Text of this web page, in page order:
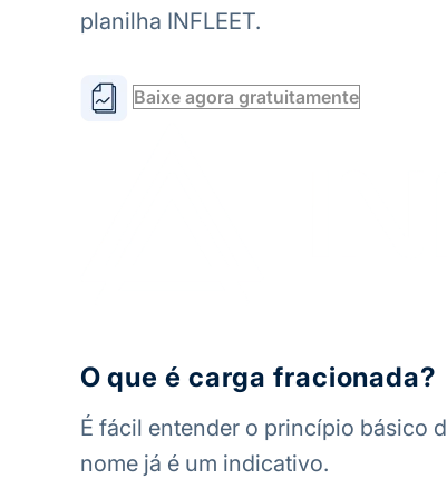
planilha INFLEET.
Baixe agora gratuitamente
O que é carga fracionada?
É fácil entender o princípio básico
nome já é um indicativo.